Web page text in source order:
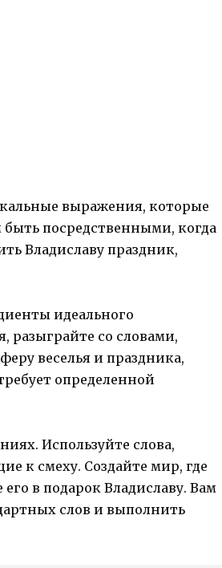
выражения, которые
посредственными, когда
Владиславу праздник,
идеального
разыграйте со словами,
веселья и праздника,
определенной
Используйте слова,
к смеху. Создайте мир, где
в подарок Владиславу. Вам
слов и выполнить